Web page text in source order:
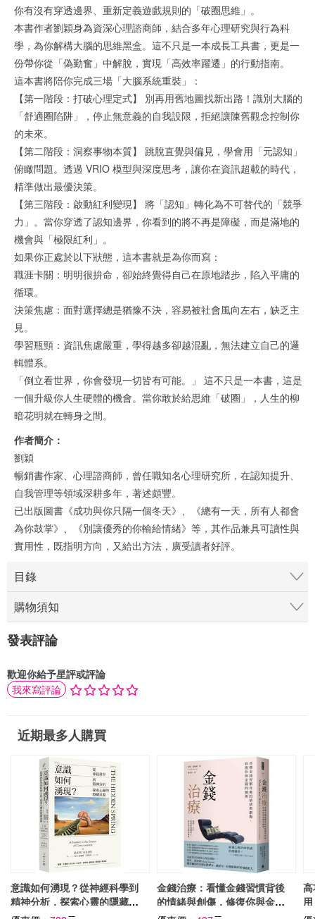
你有沒有穿透邊界、重新定義遊戲規則的「破圈思維」。
本書作者劉穎身為資深心理諮商師，結合多年心理研究與行為科
學，為你解構大腦的思維黑盒。這不只是一本成長工具書，更是一
份帶你從「偽勤奮」中解脫，實現「高效率躍遷」的行動指南。
這本書將陪你完成三場「大腦系統重裝」：
【第一階段：打破心理定式】 別再用舊地圖找新出路！識別大腦的
「舒適圈陷阱」，停止無意義的自我設限，拒絕讓陳舊觀念控制你
的未來。
【第二階段：洞察事物本質】 跳脫直覺與偏見，學會用「元認知」
俯瞰問題。透過 VRIO 模型與深度思考，讓你在資訊超載的時代，
精準做出最優決策。
【第三階段：啟動紅利變現】 將「認知」轉化為不可替代的「競爭
力」。當你穿透了認知邊界，你看到的將不再是障礙，而是滿地的
機會與「極限紅利」。
如果你正處於以下狀態，這本書就是為你而寫：
職涯卡關：明明很拚命，卻始終覺得自己在原地踏步，陷入平庸的
循環。
決策焦慮：面對選擇總是猶豫不決，容易被社會風向左右，缺乏主
見。
學習瓶頸：資訊焦慮嚴重，學得越多卻越混亂，無法建立自己的邏
輯體系。
「倒立看世界，你會發現一切皆有可能。」 這不只是一本書，這是
一個升級你人生硬體的機會。當你敢於給思維「破圈」，人生的柳
暗花明就在轉身之間。
作者簡介：
劉穎
暢銷書作家、心理諮商師，曾任職知名心理研究所，在認知提升、
自我管理等領域深耕多年，著述頗豐。
已出版圖書《成功與你只隔一個冬天》、《總有一天，所有人都會
為你鼓掌》、《別讓優秀的你輸給情緒》等，其作品兼具可讀性與
實用性，既指明方向，又給出方法，廣受讀者好評。
目錄
購物須知
發表評論
歡迎你給予星評或評論
我來寫評論
近期最多人購買
意識如何湧現？從神經科學到
精神分析，探索心靈的隱藏泉
源
金錢治療：看懂金錢習慣背後
的情緒與創傷，修復你與金錢
的關係